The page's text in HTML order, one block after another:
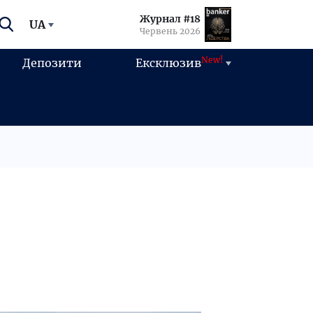
UA Журнал #18
Червень 2026
Депозити ЕксклюзивNew!